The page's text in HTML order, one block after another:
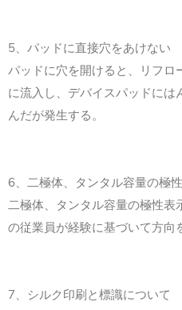
5、パッドに直接穴をあけない
パッドに穴を開けると、リフロ
に流入し、デバイスパッドに
んだが発生する。
6、二極体、タンタル容量の極
二極体、タンタル容量の極性
の従業員が経験に基づいて方向
7、シルク印刷と標識について